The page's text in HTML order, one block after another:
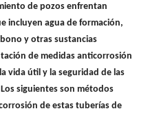
de pozos enfrentan
incluyen agua de formación,
y otras sustancias
de medidas anticorrosión
vida útil y la seguridad de las
siguientes son métodos
de estas tuberías de